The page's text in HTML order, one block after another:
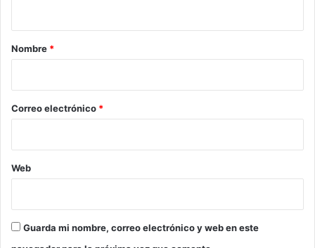
r
*
Nombre *
Correo electrónico *
Web
Guarda mi nombre, correo electrónico y web en este